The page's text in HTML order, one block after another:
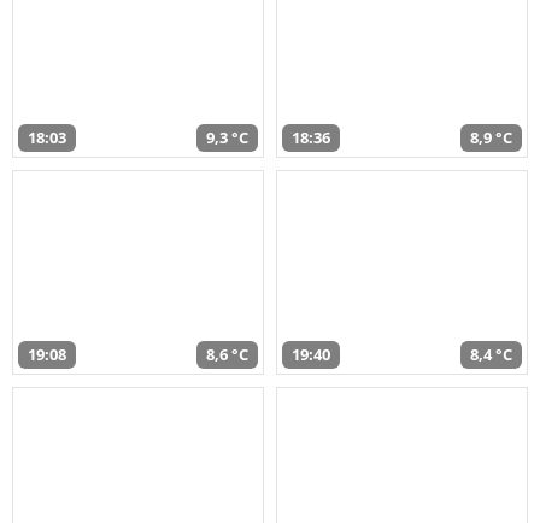
18:03 9,3 °C 18:36 8,9 °C
19:08 8,6 °C 19:40 8,4 °C